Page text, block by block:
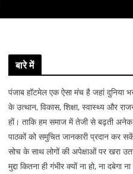
बारे में
पंजाब हॉटमेल एक ऐसा मंच है जहां दुनिया
के उत्थान, विकास, शिक्षा, स्वास्थ्य और
हों। ताकि हम समाज में तेजी से बढ़ती
पाठकों को समुचित जानकारी प्रदान कर
सोच के साथ लोगों की अपेक्षाओं पर खरा
मुद्दा कितना ही गंभीर क्यों ना हो, ना